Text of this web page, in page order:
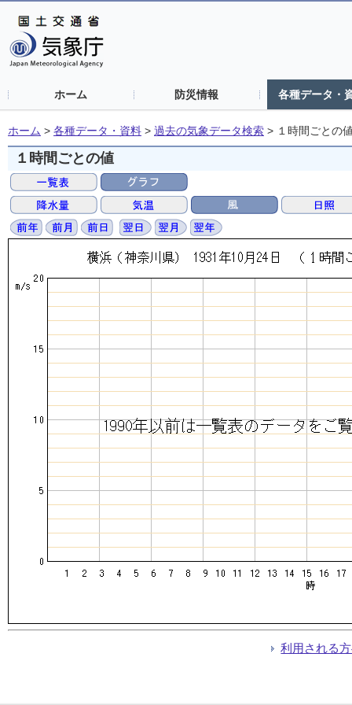
ホーム 防災情報 各種データ・
ホーム > 各種データ・資料 > 過去の気象データ検索 > １時間ごとの
１時間ごとの値
利用される